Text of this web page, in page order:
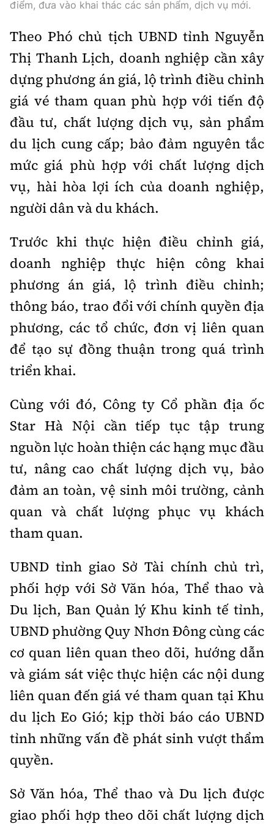
Tổng biên tập: Nguyễn Thị Hồng Nga
Phó Tổng biên tập: Nguyễn Sơn Tùng,
Nguyễn Đức Thắng, La Đức Hùng
Hotline:
0901 514 799
Quảng cáo và Phát hành:
0915 057 282
Email: bandoc@baoxaydung.vn
Cấm sao chép dưới mọi hình thức nếu không có sự
chấp thuận bằng văn bản.
soạn
điểm, đưa vào khai thác các sản phẩm, dịch vụ mới.
Theo Phó chủ tịch UBND tỉnh Nguyễn
Thị Thanh Lịch, doanh nghiệp cần xây
dựng phương án giá, lộ trình điều chỉnh
giá vé tham quan phù hợp với tiến độ
đầu tư, chất lượng dịch vụ, sản phẩm
du lịch cung cấp; bảo đảm nguyên tắc
mức giá phù hợp với chất lượng dịch
vụ, hài hòa lợi ích của doanh nghiệp,
người dân và du khách.
Trước khi thực hiện điều chỉnh giá,
doanh nghiệp thực hiện công khai
phương án giá, lộ trình điều chỉnh;
thông báo, trao đổi với chính quyền địa
phương, các tổ chức, đơn vị liên quan
để tạo sự đồng thuận trong quá trình
triển khai.
Cùng với đó, Công ty Cổ phần địa ốc
Star Hà Nội cần tiếp tục tập trung
nguồn lực hoàn thiện các hạng mục đầu
tư, nâng cao chất lượng dịch vụ, bảo
đảm an toàn, vệ sinh môi trường, cảnh
quan và chất lượng phục vụ khách
tham quan.
UBND tỉnh giao Sở Tài chính chủ trì,
phối hợp với Sở Văn hóa, Thể thao và
Du lịch, Ban Quản lý Khu kinh tế tỉnh,
UBND phường Quy Nhơn Đông cùng các
cơ quan liên quan theo dõi, hướng dẫn
và giám sát việc thực hiện các nội dung
liên quan đến giá vé tham quan tại Khu
du lịch Eo Gió; kịp thời báo cáo UBND
tỉnh những vấn đề phát sinh vượt thẩm
quyền.
Sở Văn hóa, Thể thao và Du lịch được
giao phối hợp theo dõi chất lượng dịch